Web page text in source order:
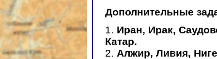
Дополнительные
1. Иран, Ирак,
Катар.
2. Алжир, Ливия,